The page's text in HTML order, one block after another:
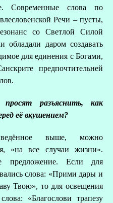
Современные слова по
Речи – пусты,
со Светлой Силой
даром создавать
для единения с Богами,
предпочтительней
разъяснить, как
её вкушением?
выше, можно
«на все случаи жизни».
предложение. Если для
слова: «Прими дары и
Твою», то для освещения
«Благослови трапезу